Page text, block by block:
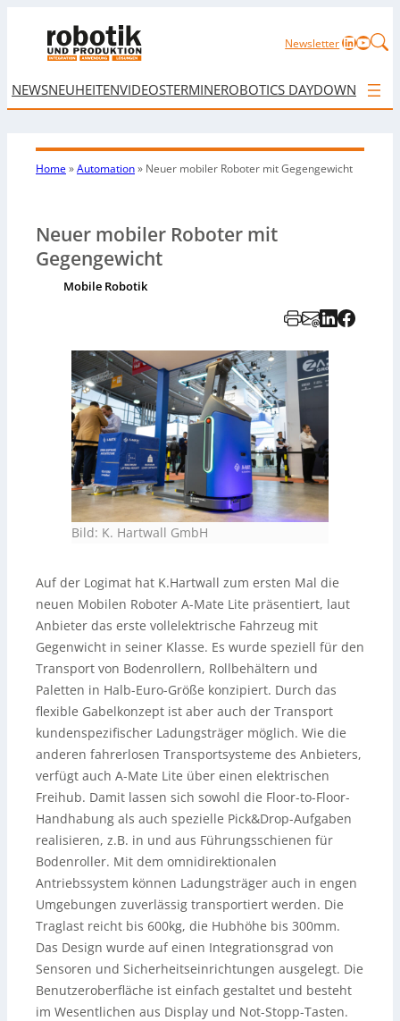
NewsletterLinkedIn
NEWSNEUHEITENVIDEOSTERMINEROBOTICS DAYDOWNLOAD
Home»Automation» Neuer mobiler Roboter mit Gegengewicht
Neuer mobiler Roboter mit
Gegengewicht
Mobile Robotik
Bild: K. Hartwall GmbH
Auf der Logimat hat K.Hartwall zum ersten Mal die
neuen Mobilen Roboter A-Mate Lite präsentiert, laut
Anbieter das erste vollelektrische Fahrzeug mit
Gegenwicht in seiner Klasse. Es wurde speziell für den
Transport von Bodenrollern, Rollbehältern und
Paletten in Halb-Euro-Größe konzipiert. Durch das
flexible Gabelkonzept ist aber auch der Transport
kundenspezifischer Ladungsträger möglich. Wie die
anderen fahrerlosen Transportsysteme des Anbieters,
verfügt auch A-Mate Lite über einen elektrischen
Freihub. Damit lassen sich sowohl die Floor-to-Floor-
Handhabung als auch spezielle Pick&Drop-Aufgaben
realisieren, z.B. in und aus Führungsschienen für
Bodenroller. Mit dem omnidirektionalen
Antriebssystem können Ladungsträger auch in engen
Umgebungen zuverlässig transportiert werden. Die
Traglast reicht bis 600kg, die Hubhöhe bis 300mm.
Das Design wurde auf einen Integrationsgrad von
Sensoren und Sicherheitseinrichtungen ausgelegt. Die
Benutzeroberfläche ist einfach gestaltet und besteht
im Wesentlichen aus Display und Not-Stopp-Tasten.